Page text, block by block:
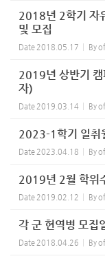
2018년 2학기 자
및 모집
Date 2018.05.17 By
2019년 상반기
자)
Date 2019.03.14 By
2023-1학기 일취
Date 2023.04.18 By
2019년 2월 학위
Date 2019.02.12 By
각 군 현역병 모집
Date 2018.04.26 By